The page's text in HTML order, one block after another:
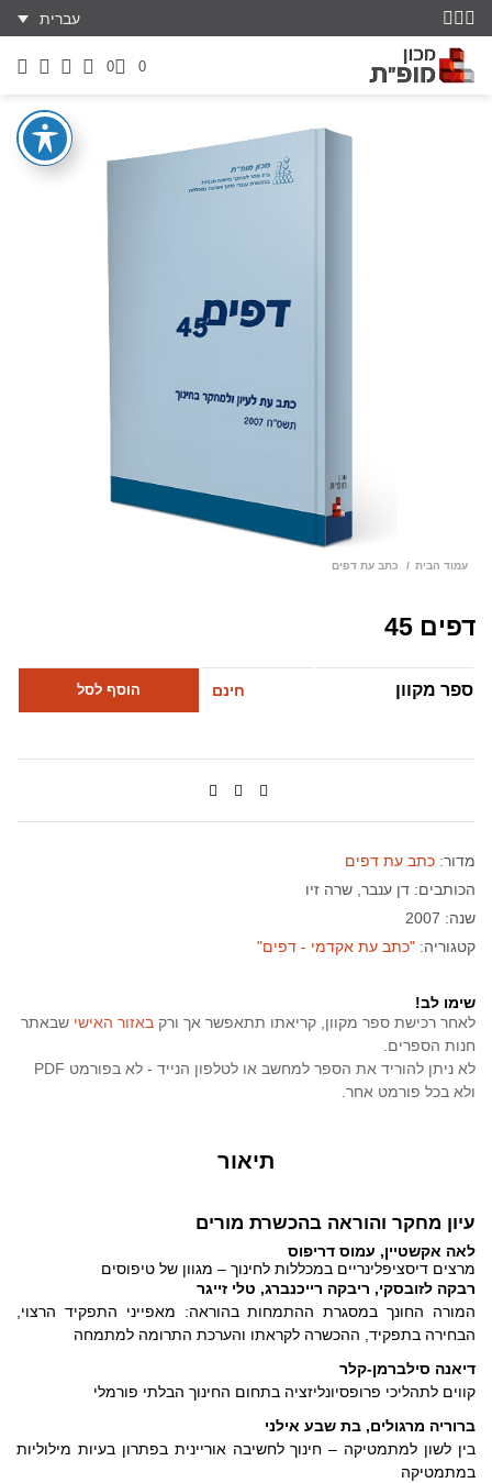
עברית
0
0
עמוד הבית כתב עת דפים
דפים 45
ספר מקוון חינם הוסף לסל
מדור: כתב עת דפים
הכותבים: דן ענבר שרה זיו
שנה: 2007
קטגוריה: "כתב עת אקדמי - דפים"
שימו לב!
לאחר רכישת ספר מקוון, קריאתו תתאפשר אך ורק באזור האישי שבאתר
חנות הספרים.
לא ניתן להוריד את הספר למחשב או לטלפון הנייד - לא בפורמט PDF
ולא בכל פורמט אחר.
תיאור
עיון מחקר והוראה בהכשרת מורים
לאה אקשטיין, עמוס דריפוס
מרצים דיסציפלינריים במכללות לחינוך – מגוון של טיפוסים
רבקה לזובסקי, ריבקה רייכנברג, טלי זייגר
המורה החונך במסגרת ההתמחות בהוראה: מאפייני התפקיד הרצוי,
הבחירה בתפקיד, ההכשרה לקראתו והערכת התרומה למתמחה
דיאנה סילברמן-קלר
קווים לתהליכי פרופסיונליזציה בתחום החינוך הבלתי פורמלי
ברוריה מרגולים, בת שבע אילני
בין לשון למתמטיקה – חינוך לחשיבה אוריינית בפתרון בעיות מילוליות
במתמטיקה